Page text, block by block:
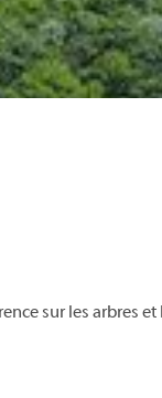
sur les arbres et